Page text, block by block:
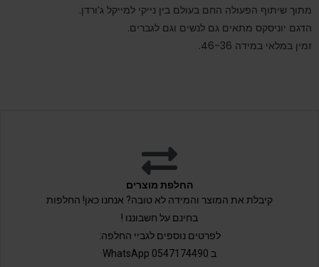
מתוך שיתוף הפעולה החם בעולם בין נייקי למייקל ג’ורדן.
הדגם יוניסקס מתאים גם לנשים וגם לגברים.
זמין במלאי במידה 46-36.
החלפת מוצרים
קיבלת את המוצר והמידה לא טובה? אנחנו כאן! החלפות
בחינם על חשבוננו !
לפרטים נוספים לגביי החלפה:
ב 0547174490 WhatsApp